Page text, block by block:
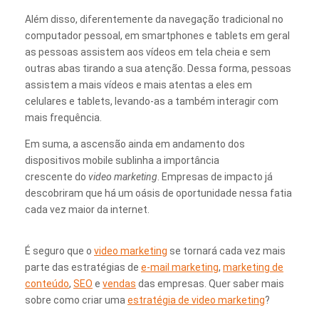
Além disso, diferentemente da navegação tradicional no
computador pessoal, em smartphones e tablets em geral
as pessoas assistem aos vídeos em tela cheia e sem
outras abas tirando a sua atenção. Dessa forma, pessoas
assistem a mais vídeos e mais atentas a eles em
celulares e tablets, levando-as a também interagir com
mais frequência.
Em suma, a ascensão ainda em andamento dos
dispositivos mobile sublinha a importância
crescente do video marketing. Empresas de impacto já
descobriram que há um oásis de oportunidade nessa fatia
cada vez maior da internet.
É seguro que o video marketing se tornará cada vez mais
parte das estratégias de e-mail marketing, marketing de
conteúdo, SEO e vendas das empresas. Quer saber mais
sobre como criar umaestratégia de video marketing?